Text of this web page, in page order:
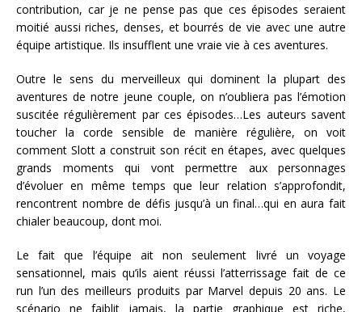
contribution, car je ne pense pas que ces épisodes seraient
moitié aussi riches, denses, et bourrés de vie avec une autre
équipe artistique. Ils insufflent une vraie vie à ces aventures.
Outre le sens du merveilleux qui dominent la plupart des
aventures de notre jeune couple, on n’oubliera pas l’émotion
suscitée régulièrement par ces épisodes…Les auteurs savent
toucher la corde sensible de manière régulière, on voit
comment Slott a construit son récit en étapes, avec quelques
grands moments qui vont permettre aux personnages
d’évoluer en même temps que leur relation s’approfondit,
rencontrent nombre de défis jusqu’à un final…qui en aura fait
chialer beaucoup, dont moi.
Le fait que l’équipe ait non seulement livré un voyage
sensationnel, mais qu’ils aient réussi l’atterrissage fait de ce
run l’un des meilleurs produits par Marvel depuis 20 ans. Le
scénario ne faiblit jamais, la partie graphique est riche,